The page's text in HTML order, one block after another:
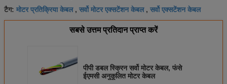
टैग: मोटर प्रतिक्रिया केबल, सर्वो मोटर एक्सटेंशन केबल, सर्वो एक्सटेंशन केबल
सबसे उत्तम प्रतिदान प्राप्त करें
पीपी डबल स्क्रिन सर्वो मोटर केबल, फंसे
ईएमसी अनुकूलित मोटर केबल